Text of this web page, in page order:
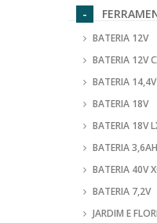
BATERIA 12V
BATERIA 12V
BATERIA
BATERIA 18V
BATERIA 18V
BATERIA 3,6AH
BATERIA 40V
BATERIA 7,2V
JARDIM E